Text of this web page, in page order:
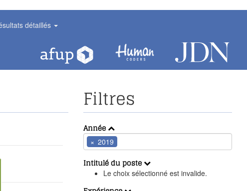
détaillés
Filtres
Année
× 2019
Intitulé du poste
Le choix sélectionné est invalide.